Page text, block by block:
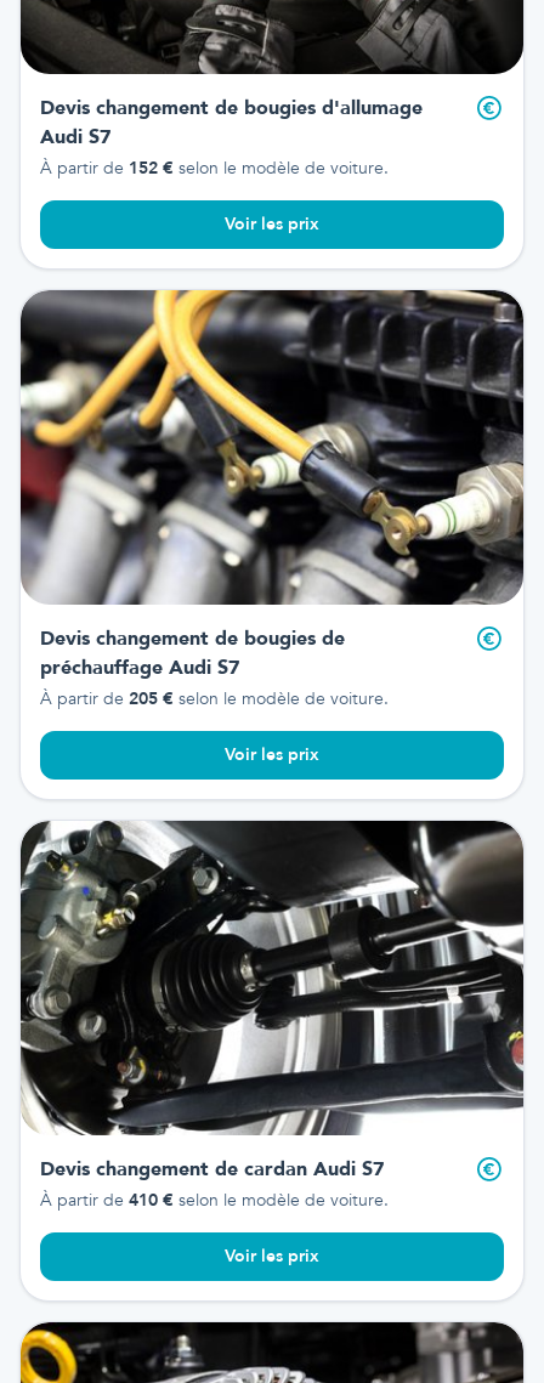
Devis changement de bougies d'allumage
Audi S7
À partir de 152 € selon le modèle de voiture.
Voir les prix
Devis changement de bougies de
préchauffage Audi S7
À partir de 205 € selon le modèle de voiture.
Voir les prix
Devis changement de cardan Audi S7
À partir de 410 € selon le modèle de voiture.
Voir les prix